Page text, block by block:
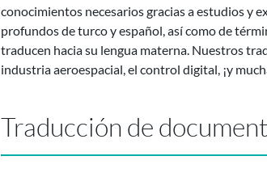
conocimientos necesarios gracias a estudios y
profundos de turco y español, así como de
traducen hacia su lengua materna. Nuestros
industria aeroespacial, el control digital, ¡y
Traducción de